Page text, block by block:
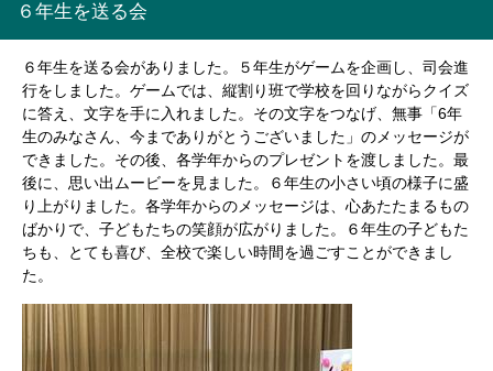
６年生を送る会
６年生を送る会がありました。５年生がゲームを企画し、司会進
行をしました。ゲームでは、縦割り班で学校を回りながらクイズ
に答え、文字を手に入れました。その文字をつなげ、無事「6年
生のみなさん、今までありがとうございました」のメッセージが
できました。その後、各学年からのプレゼントを渡しました。最
後に、思い出ムービーを見ました。６年生の小さい頃の様子に盛
り上がりました。各学年からのメッセージは、心あたたまるもの
ばかりで、子どもたちの笑顔が広がりました。６年生の子どもた
ちも、とても喜び、全校で楽しい時間を過ごすことができまし
た。